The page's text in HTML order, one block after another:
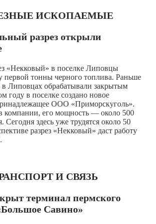
ИСКОПАЕМЫЕ
разрез открыли
«Некковый» в поселке Липовцы
первой тонны черного топлива. Раньше
в Липовцах обрабатывали закрытым
году в поселке создано новое
ООО «Приморскуголь».
компании, его мощность — около 500
Сегодня здесь уже трудятся около 50
разрез «Некковый» даст работу
И СВЯЗЬ
терминал пермского
Савино»